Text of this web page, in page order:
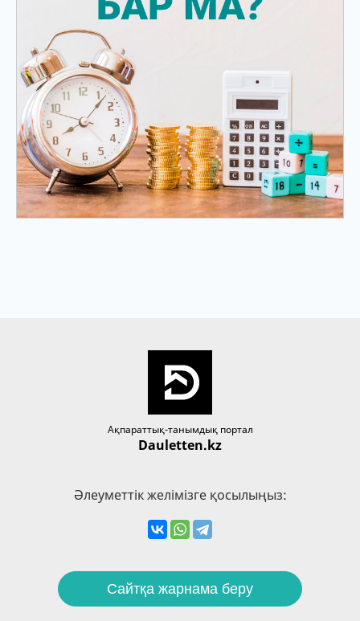
Ақпараттық-танымдық портал
Dauletten.kz
Әлеуметтік желімізге қосылыңыз:
Сайтқа жарнама беру